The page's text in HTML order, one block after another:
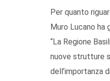
Per quanto
Muro Lucano ha
“La Regione
nuove strutture
dell’importanza